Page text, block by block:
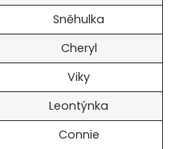
Sněhulka
Cheryl
Viky
Leontýnka
Connie